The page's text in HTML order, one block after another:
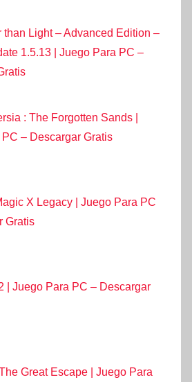
than Light – Advanced Edition –
1.5.13 | Juego Para PC –
: The Forgotten Sands |
– Descargar Gratis
X Legacy | Juego Para PC
Gratis
| Juego Para PC – Descargar
Great Escape | Juego Para